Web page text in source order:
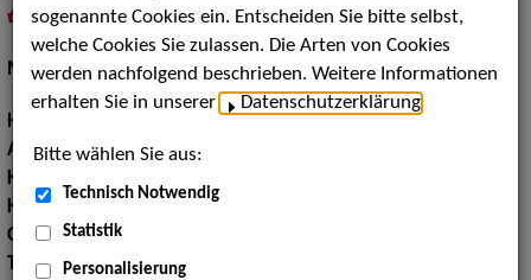
als PDF speichern
inMeine Merklistelegen
Models / Werbung:Fotomodell
Haarfarbe:
Augenfarbe:braun
Körpergröße:
Konfektionsgröße:
34 36
Oberweite:88
Taille:
63
sogenannte Cookies ein. Entscheiden Sie bitte selbst,
welche Cookies Sie zulassen. Die Arten von Cookies
werden nachfolgend beschrieben. Weitere Informationen
erhalten Sie in unserer
Datenschutzerklärung
Bitte wählen Sie aus:
Technisch Notwendig
Statistik
Personalisierung